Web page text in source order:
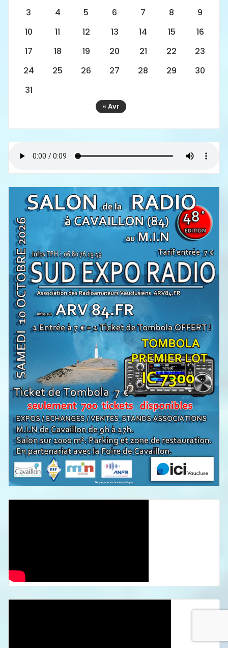
3
4 5 6 7 8
9
10
11 12 13 14 15
16
17
18 19 20 21 22
23
24
25 26 27 28 29
30
31
« Avr